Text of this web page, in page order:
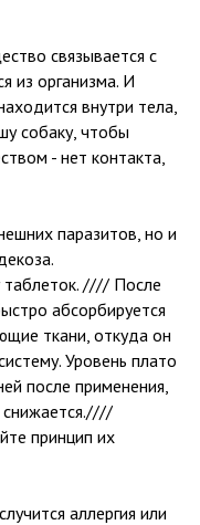
связывается с
из организма. И
внутри тела,
собаку, чтобы
- нет контакта,
паразитов, но и
таблеток. //// После
абсорбируется
ткани, откуда он
Уровень плато
после применения,
снижается.////
принцип их
аллергия или